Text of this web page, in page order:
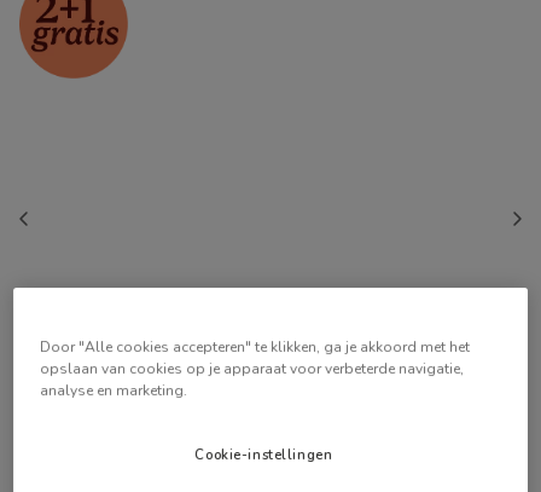
Door "Alle cookies accepteren" te klikken, ga je akkoord met het
opslaan van cookies op je apparaat voor verbeterde navigatie,
analyse en marketing.
Cookie-instellingen